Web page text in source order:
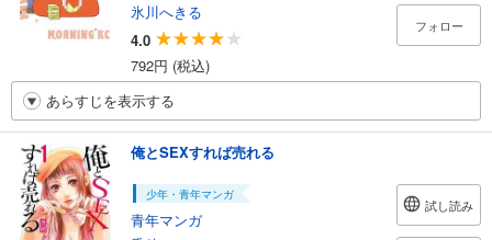
氷川へきる
4.0
792円 (税込)
フォロー
あらすじを表示する
俺とSEXすれば売れる
少年・青年マンガ
青年マンガ
試し読み